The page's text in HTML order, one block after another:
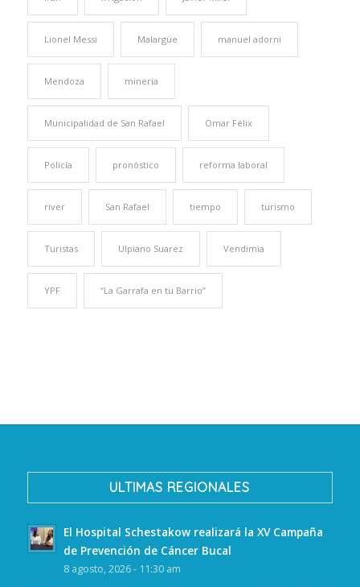
Lionel Messi Malargüe manuel adorni
Mendoza minería
Municipalidad de San Rafael Omar Félix
Policía pronóstico reforma laboral
river San Rafael tiempo turismo
Turistas Ulpiano Suarez Vendimia
YPF “La Garrafa en tu Barrio”
ULTIMAS REGIONALES
El Hospital Schestakow realizará la XV Campaña
de Prevención de Cáncer Bucal
8 agosto, 2026 - 11:30 am